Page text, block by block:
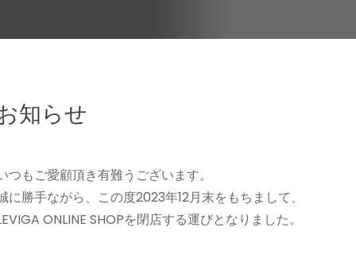
知らせ
つもご愛顧頂き有難うございます。
に勝手ながら、この度2023年12月末をもちまして、
ONLINE SHOPを閉店する運びとなりました。